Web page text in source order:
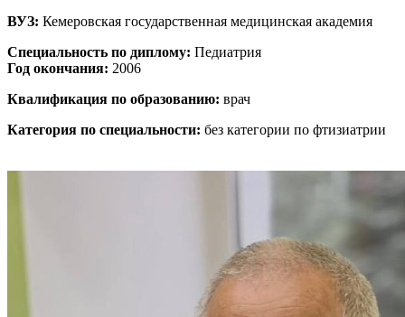
ВУЗ: Кемеровская государственная медицинская академия
Специальность по диплому: Педиатрия
Год окончания: 2006
Квалификация по образованию: врач
Категория по специальности: без категории по фтизиатрии